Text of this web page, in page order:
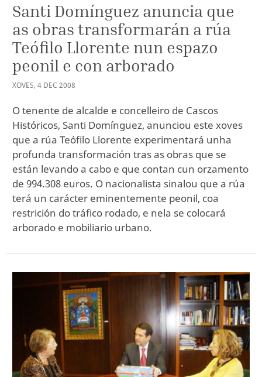
Santi Domínguez anuncia que
as obras transformarán a rúa
Teófilo Llorente nun espazo
peonil e con arborado
XOVES, 4 DEC 2008
O tenente de alcalde e concelleiro de Cascos
Históricos, Santi Domínguez, anunciou este xoves
que a rúa Teófilo Llorente experimentará unha
profunda transformación tras as obras que se
están levando a cabo e que contan cun orzamento
de 994.308 euros. O nacionalista sinalou que a rúa
terá un carácter eminentemente peonil, coa
restrición do tráfico rodado, e nela se colocará
arborado e mobiliario urbano.